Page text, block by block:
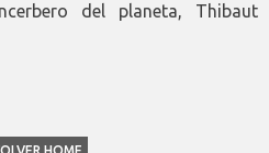
del planeta, Thibaut